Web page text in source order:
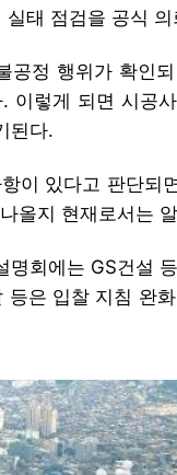
태 점검을 공식 의
공정 행위가 확인
이렇게 되면 시공
된다.
이 있다고 판단되
올지 현재로서는
명회에는 GS건설
등은 입찰 지침 완